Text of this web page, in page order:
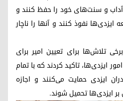
و سنت‌‌های خود را حفظ کنند و
ایزدی‌‌ها نفوذ کنند و آنها را ناچار
تلاش‌ها برای تعیین امیر برای
ایزدی‌ها، تاکید کردند که با تمام
ایزدی حمایت می‌کنند و اجازه
ایزدی‌ها تحمیل شوند.